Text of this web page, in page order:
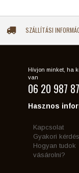
SZÁLLÍTÁSI
Hívjon minket, ha
van
06 20 987
Hasznos
Kapcsolat
Gyakori
Hogyan tudok
vásárolni?